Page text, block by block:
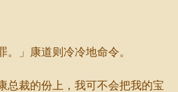
」康道则冷冷地命令。
裁的份上，我可不会把我的宝